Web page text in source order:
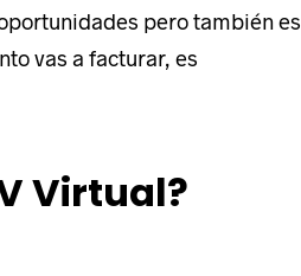
pero también es
vas a facturar, es
Virtual?